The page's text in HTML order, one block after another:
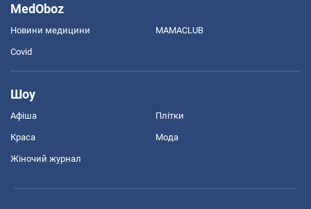
MedOboz
Новини медицини MAMACLUB
Covid
Шоу
Афіша Плітки
Краса Мода
Жіночий журнал